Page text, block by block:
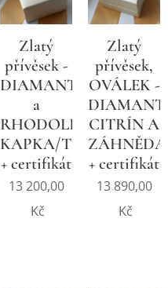
Zlatý
přívěsek -
DIAMANTY
a
RHODOLIT,
KAPKA/TULIPÁNEK
+ certifikát
13 200,00
Kč
Zlatý
přívěsek,
OVÁLEK -
CITRÍN A
ZÁHNĚDA
+ certifikát
13 890,00
Kč